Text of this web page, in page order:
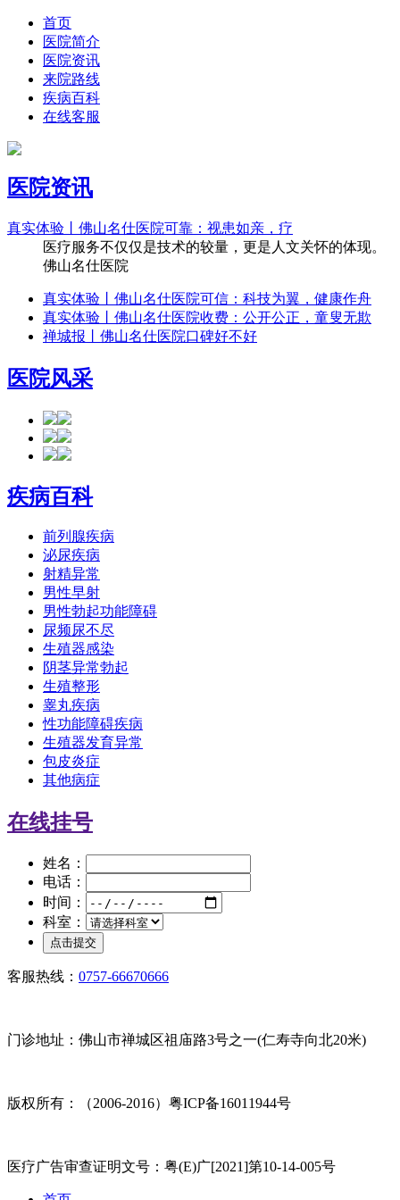
首页
医院简介
医院资讯
来院路线
疾病百科
在线客服
医院资讯
真实体验丨佛山名仕医院可靠：视患如亲，疗
医疗服务不仅仅是技术的较量，更是人文关怀的体现。
佛山名仕医院
真实体验丨佛山名仕医院可信：科技为翼，健康作舟
真实体验丨佛山名仕医院收费：公开公正，童叟无欺
禅城报丨佛山名仕医院口碑好不好
医院风采
疾病百科
前列腺疾病
泌尿疾病
射精异常
男性早射
男性勃起功能障碍
尿频尿不尽
生殖器感染
阴茎异常勃起
生殖整形
睾丸疾病
性功能障碍疾病
生殖器发育异常
包皮炎症
其他病症
在线挂号
姓名：
电话：
时间：
科室：
客服热线： 0757-66670666
门诊地址：佛山市禅城区祖庙路3号之一(仁寿寺向北20米)
版权所有：（2006-2016）粤ICP备16011944号
医疗广告审查证明文号：粤(E)广[2021]第10-14-005号